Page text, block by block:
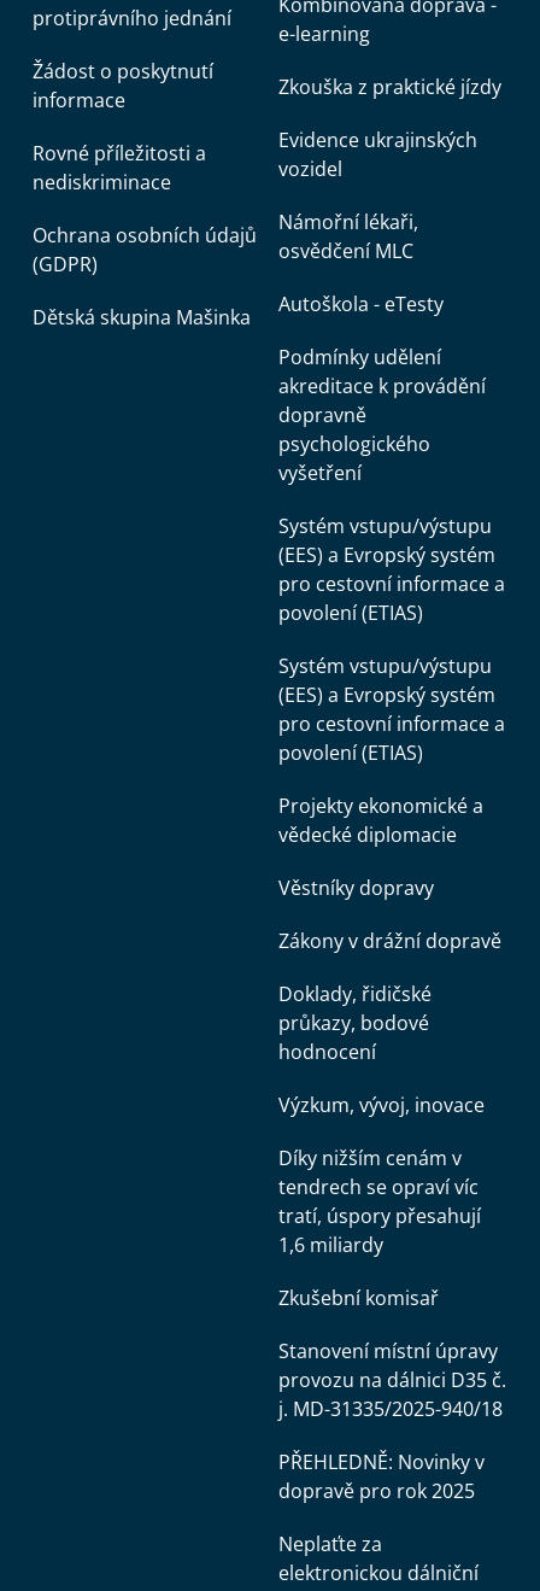
protiprávního jednání
Žádost o poskytnutí
informace
Rovné příležitosti a
nediskriminace
Ochrana osobních údajů
(GDPR)
Dětská skupina Mašinka
e-learning
Zkouška z praktické jízdy
Evidence ukrajinských
vozidel
Námořní lékaři,
osvědčení MLC
Autoškola - eTesty
Podmínky udělení
akreditace k provádění
dopravně
psychologického
vyšetření
Systém vstupu/výstupu
(EES) a Evropský systém
pro cestovní informace a
povolení (ETIAS)
Systém vstupu/výstupu
(EES) a Evropský systém
pro cestovní informace a
povolení (ETIAS)
Projekty ekonomické a
vědecké diplomacie
Věstníky dopravy
Zákony v drážní dopravě
Doklady, řidičské
průkazy, bodové
hodnocení
Výzkum, vývoj, inovace
Díky nižším cenám v
tendrech se opraví víc
tratí, úspory přesahují
1,6 miliardy
Zkušební komisař
Stanovení místní úpravy
provozu na dálnici D35 č.
j. MD-31335/2025-940/18
PŘEHLEDNĚ: Novinky v
dopravě pro rok 2025
Neplaťte za
elektronickou dálniční